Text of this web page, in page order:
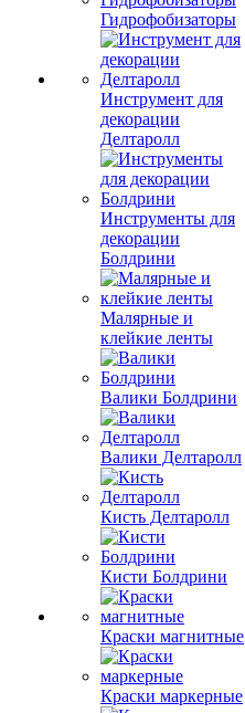
Гидрофобизаторы
Инструмент для
декорации
Делтаролл
Инструменты для
декорации
Болдрини
Малярные и
клейкие ленты
Валики Болдрини
Валики Делтаролл
Кисть Делтаролл
Кисти Болдрини
Краски магнитные
Краски маркерные